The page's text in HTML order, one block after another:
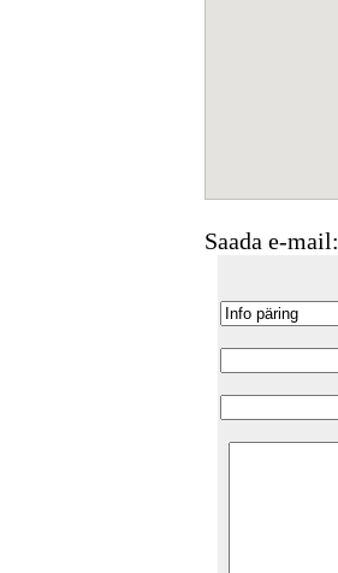
Saada e-mail: